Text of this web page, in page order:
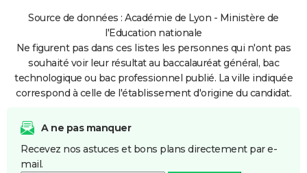
Source de données : Académie de Lyon - Ministère de
l'Education nationale
Ne figurent pas dans ces listes les personnes qui n'ont pas
souhaité voir leur résultat au baccalauréat général, bac
technologique ou bac professionnel publié. La ville indiquée
correspond à celle de l'établissement d'origine du candidat.
A ne pas manquer
Recevez nos astuces et bons plans directement par e-
mail.